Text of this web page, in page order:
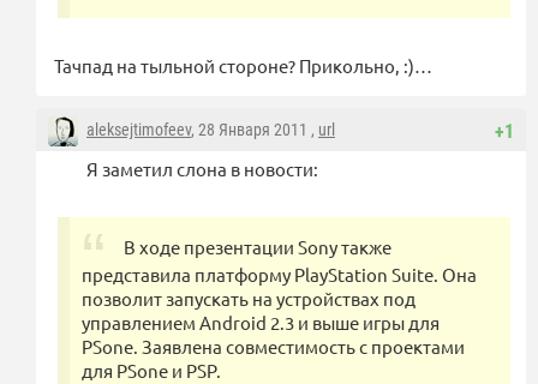
Тачпад на тыльной стороне? Прикольно, :)…
+1
aleksejtimofeev, 28 Января 2011 , url
Я заметил слона в новости:
В ходе презентации Sony также
представила платформу PlayStation Suite. Она
позволит запускать на устройствах под
управлением Android 2.3 и выше игры для
PSone. Заявлена совместимость с проектами
для PSone и PSP.